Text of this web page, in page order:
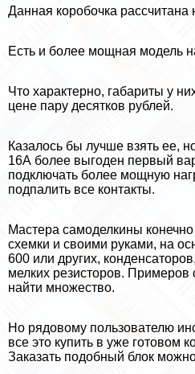
Данная коробочка рассчитана
Есть и более мощная модель
Что хаpaктерно, габариты у
цене пару десятков рублей.
Казалось бы лучше взять ее,
16А более выгоден первый
подключать более мощную
подпалить все контакты.
Мастера самоделкины
схемки и своими руками, на
600 или других,
мелких резисторов.
найти множество.
Но рядовому пользователю
все это купить в уже готовом
Заказать подобный блок